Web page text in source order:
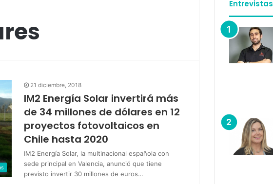
21 diciembre, 2018
IM2 Energía Solar invertirá más
de 34 millones de dólares en 12
proyectos fotovoltaicos en
Chile hasta 2020
IM2 Energía Solar, la multinacional española con
sede principal en Valencia, anunció que tiene
previsto invertir 30 millones de euros…
Entrevistas